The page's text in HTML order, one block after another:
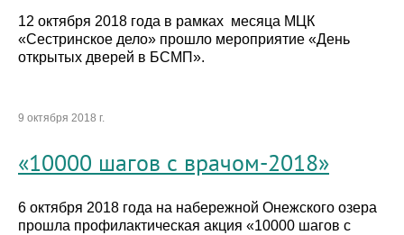
12 октября 2018 года в рамках месяца МЦК
«Сестринское дело» прошло мероприятие «День
открытых дверей в БСМП».
9 октября 2018 г.
«10000 шагов с врачом-2018»
6 октября 2018 года на набережной Онежского озера
прошла профилактическая акция «10000 шагов с